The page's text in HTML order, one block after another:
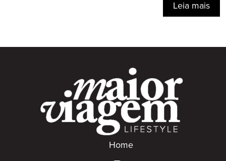
Leia mais
Home